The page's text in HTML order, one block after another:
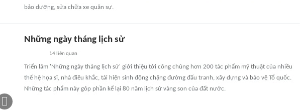
bảo dưỡng, sửa chữa xe quân sự.
Những ngày tháng lịch sử
14liên quan
Triển lãm 'Những ngày tháng lịch sử' giới thiệu tới công chúng hơn 200 tác phẩm mỹ thuật của nhiều
thế hệ họa sĩ, nhà điêu khắc, tái hiện sinh động chặng đường đấu tranh, xây dựng và bảo vệ Tổ quốc.
Những tác phẩm này góp phần kể lại 80 năm lịch sử vàng son của đất nước.